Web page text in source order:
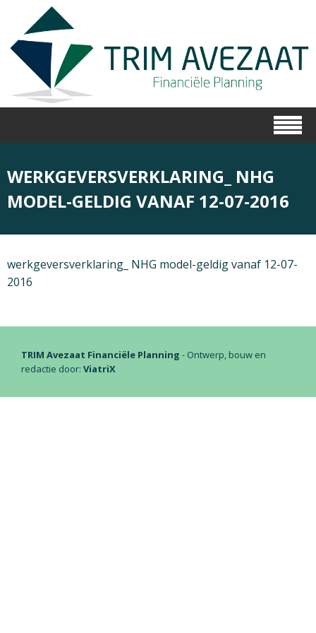
WERKGEVERSVERKLARING_ NHG
MODEL-GELDIG VANAF 12-07-2016
werkgeversverklaring_ NHG model-geldig vanaf 12-07-
2016
TRIM Avezaat Financiële Planning - Ontwerp, bouw en
redactie door: ViatriX